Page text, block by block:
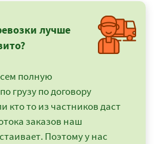
лучше
полную
грузу по договору
кто то из частников даст
заказов наш
Поэтому у нас